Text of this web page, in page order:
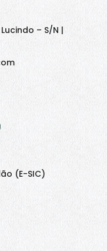
– S/N |
(E-SIC)